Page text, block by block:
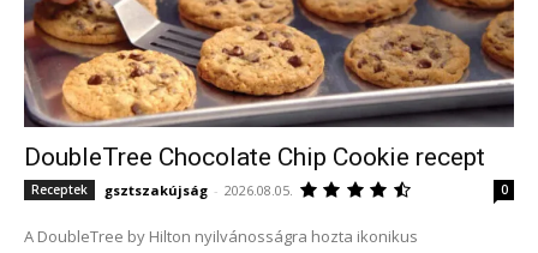
DoubleTree Chocolate Chip Cookie recept
Receptek gsztszakújság - 2026.08.05. 0
A DoubleTree by Hilton nyilvánosságra hozta ikonikus